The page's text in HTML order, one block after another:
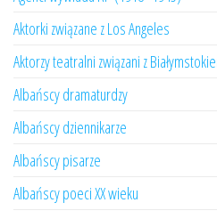
Aktorki związane z Los Angeles
Aktorzy teatralni związani z
Albańscy dramaturdzy
Albańscy dziennikarze
Albańscy pisarze
Albańscy poeci XX wieku